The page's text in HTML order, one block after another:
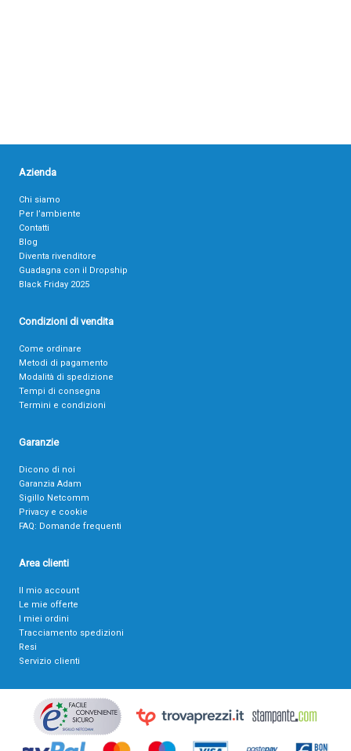
Azienda
Chi siamo
Per l’ambiente
Contatti
Blog
Diventa rivenditore
Guadagna con il Dropship
Black Friday 2025
Condizioni di vendita
Come ordinare
Metodi di pagamento
Modalità di spedizione
Tempi di consegna
Termini e condizioni
Garanzie
Dicono di noi
Garanzia Adam
Sigillo Netcomm
Privacy e cookie
FAQ: Domande frequenti
Area clienti
Il mio account
Le mie offerte
I miei ordini
Tracciamento spedizioni
Resi
Servizio clienti